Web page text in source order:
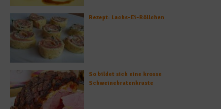
Rezept: Lachs-Ei-Röllchen
So bildet sich eine krosse
Schweinebratenkruste